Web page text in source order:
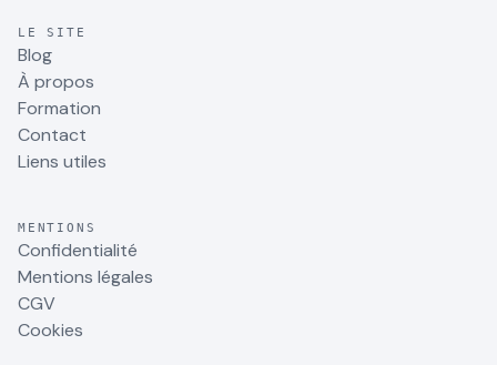
LE SITE
Blog
À propos
Formation
Contact
Liens utiles
MENTIONS
Confidentialité
Mentions légales
CGV
Cookies